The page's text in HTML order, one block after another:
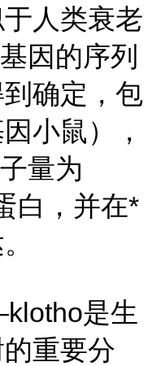
人类衰老
因的序列
确定，包
小鼠），
量为
白，并在*
是生
重要分